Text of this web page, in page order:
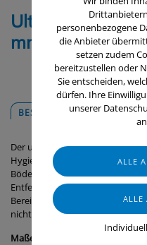
Ultra Hygiene
mm
BESCHREIBUNG
Der ultrahygienische
Hygiene und eine effektive
Böden und Tischen. Das
Entfernen von Wasser aus
Bereichen. Der Spritzschutz
nicht auf die trockenen
Maße:
personenbezogene
die Anbieter
setzen zudem
bereitzustellen oder
Sie entscheiden,
dürfen. Ihre
unserer